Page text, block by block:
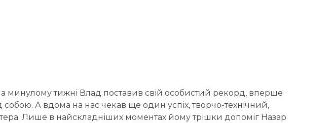
минулому тижні Влад поставив свій особистий рекорд, вперше
А вдома на нас чекав ще один успіх, творчо-технічний,
Лише в найскладніших моментах йому трішки допоміг Назар